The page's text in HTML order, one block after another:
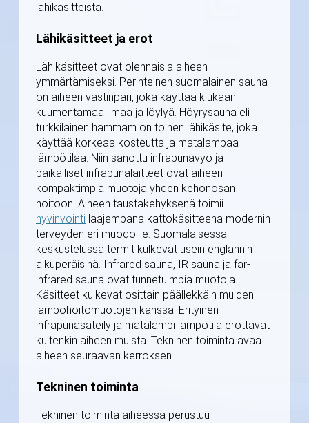
lähikäsitteistä.
Lähikäsitteet ja erot
Lähikäsitteet ovat olennaisia aiheen
ymmärtämiseksi. Perinteinen suomalainen sauna
on aiheen vastinpari, joka käyttää kiukaan
kuumentamaa ilmaa ja löylyä. Höyrysauna eli
turkkilainen hammam on toinen lähikäsite, joka
käyttää korkeaa kosteutta ja matalampaa
lämpötilaa. Niin sanottu infrapunavyö ja
paikalliset infrapunalaitteet ovat aiheen
kompaktimpia muotoja yhden kehonosan
hoitoon. Aiheen taustakehyksenä toimii
hyvinvointi laajempana kattokäsitteenä modernin
terveyden eri muodoille. Suomalaisessa
keskustelussa termit kulkevat usein englannin
alkuperäisinä. Infrared sauna, IR sauna ja far-
infrared sauna ovat tunnetuimpia muotoja.
Käsitteet kulkevat osittain päällekkäin muiden
lämpöhoitomuotojen kanssa. Erityinen
infrapunasäteily ja matalampi lämpötila erottavat
kuitenkin aiheen muista. Tekninen toiminta avaa
aiheen seuraavan kerroksen.
Tekninen toiminta
Tekninen toiminta aiheessa perustuu